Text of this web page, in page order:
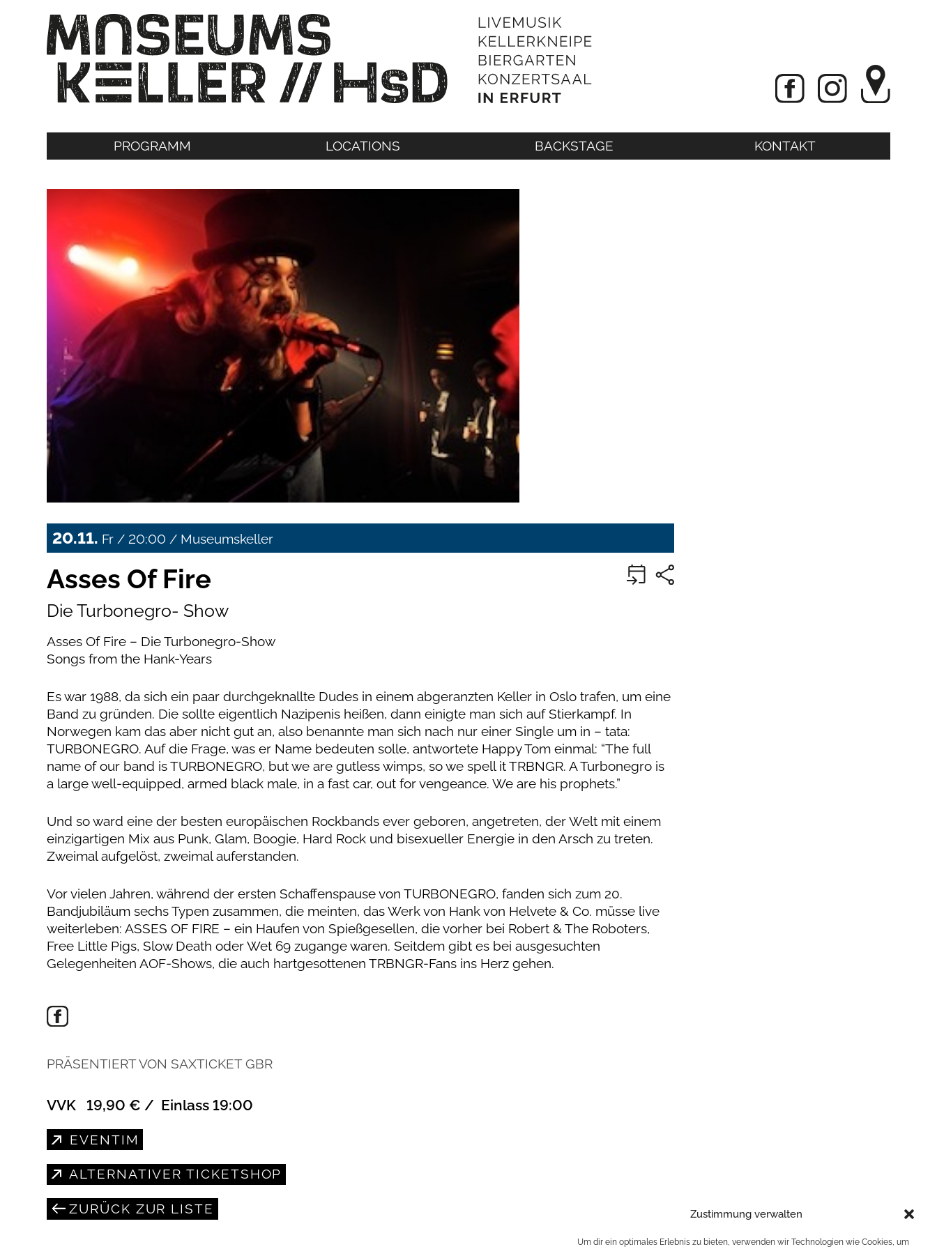
Zustimmung verwalten
Um dir ein optimales Erlebnis zu bieten, verwenden wir Technologien wie Cookies, um
PROGRAMM LOCATIONS BACKSTAGE KONTAKT
20.11. Fr / 20:00 / Museumskeller
Asses Of Fire
Die Turbonegro- Show
Asses Of Fire – Die Turbonegro-Show
Songs from the Hank-Years
Es war 1988, da sich ein paar durchgeknallte Dudes in einem abgeranzten Keller in Oslo trafen, um eine
Band zu gründen. Die sollte eigentlich Nazipenis heißen, dann einigte man sich auf Stierkampf. In
Norwegen kam das aber nicht gut an, also benannte man sich nach nur einer Single um in – tata:
TURBONEGRO. Auf die Frage, was er Name bedeuten solle, antwortete Happy Tom einmal: “The full
name of our band is TURBONEGRO, but we are gutless wimps, so we spell it TRBNGR. A Turbonegro is
a large well-equipped, armed black male, in a fast car, out for vengeance. We are his prophets.”
Und so ward eine der besten europäischen Rockbands ever geboren, angetreten, der Welt mit einem
einzigartigen Mix aus Punk, Glam, Boogie, Hard Rock und bisexueller Energie in den Arsch zu treten.
Zweimal aufgelöst, zweimal auferstanden.
Vor vielen Jahren, während der ersten Schaffenspause von TURBONEGRO, fanden sich zum 20.
Bandjubiläum sechs Typen zusammen, die meinten, das Werk von Hank von Helvete & Co. müsse live
weiterleben: ASSES OF FIRE – ein Haufen von Spießgesellen, die vorher bei Robert & The Roboters,
Free Little Pigs, Slow Death oder Wet 69 zugange waren. Seitdem gibt es bei ausgesuchten
Gelegenheiten AOF-Shows, die auch hartgesottenen TRBNGR-Fans ins Herz gehen.
PRÄSENTIERT VON SAXTICKET GBR
VVK 19,90 € / Einlass 19:00
EVENTIM
ALTERNATIVER TICKETSHOP
ZURÜCK ZUR LISTE